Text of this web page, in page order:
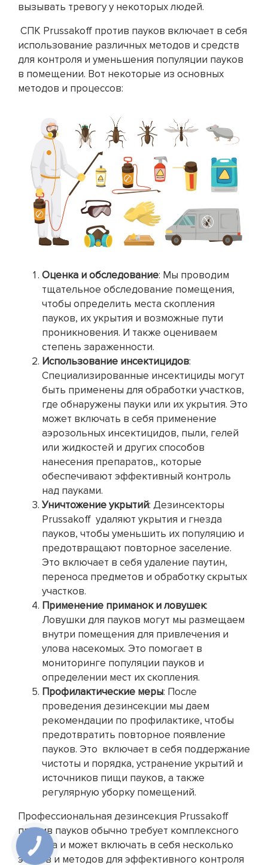
вызывать тревогу у некоторых людей.
СПК Prussakoff против пауков включает в себя
использование различных методов и средств
для контроля и уменьшения популяции пауков
в помещении. Вот некоторые из основных
методов и процессов:
Оценка и обследование: Мы проводим
тщательное обследование помещения,
чтобы определить места скопления
пауков, их укрытия и возможные пути
проникновения. И также оцениваем
степень зараженности.
Использование инсектицидов:
Специализированные инсектициды могут
быть применены для обработки участков,
где обнаружены пауки или их укрытия. Это
может включать в себя применение
аэрозольных инсектицидов, пыли, гелей
или жидкостей и других способов
нанесения препаратов,, которые
обеспечивают эффективный контроль
над пауками.
Уничтожение укрытий: Дезинсекторы
Prussakoff удаляют укрытия и гнезда
пауков, чтобы уменьшить их популяцию и
предотвращают повторное заселение.
Это включает в себя удаление паутин,
переноса предметов и обработку скрытых
участков.
Применение приманок и ловушек:
Ловушки для пауков могут мы размещаем
внутри помещения для привлечения и
улова насекомых. Это помогает в
мониторинге популяции пауков и
определении мест их скопления.
Профилактические меры: После
проведения дезинсекции мы даем
рекомендации по профилактике, чтобы
предотвратить повторное появление
пауков. Это включает в себя поддержание
чистоты и порядка, устранение укрытий и
источников пищи пауков, а также
регулярную уборку помещений.
Профессиональная дезинсекция Prussakoff
против пауков обычно требует комплексного
подхода и может включать в себя несколько
этапов и методов для эффективного контроля
КНОПКА
ЗВ'ЯЗКУ